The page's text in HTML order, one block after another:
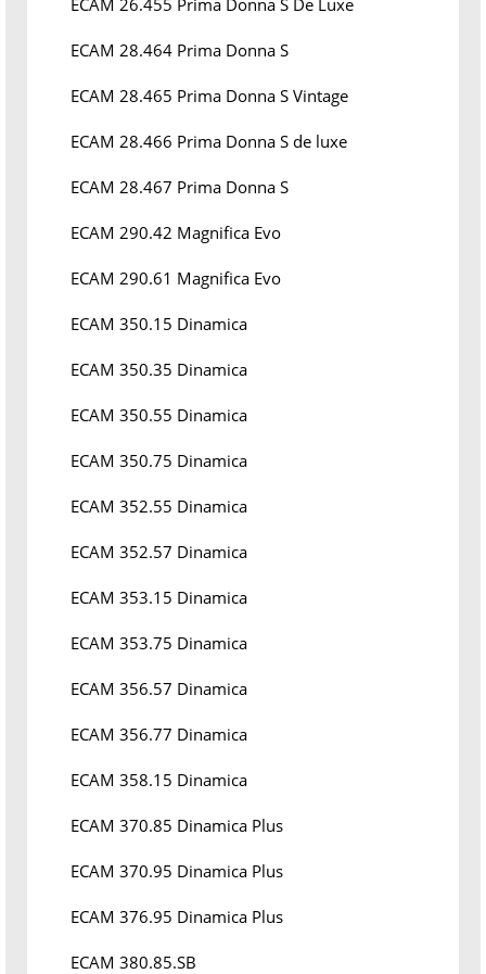
ECAM 26.455 Prima Donna S De Luxe
ECAM 28.464 Prima Donna S
ECAM 28.465 Prima Donna S Vintage
ECAM 28.466 Prima Donna S de luxe
ECAM 28.467 Prima Donna S
ECAM 290.42 Magnifica Evo
ECAM 290.61 Magnifica Evo
ECAM 350.15 Dinamica
ECAM 350.35 Dinamica
ECAM 350.55 Dinamica
ECAM 350.75 Dinamica
ECAM 352.55 Dinamica
ECAM 352.57 Dinamica
ECAM 353.15 Dinamica
ECAM 353.75 Dinamica
ECAM 356.57 Dinamica
ECAM 356.77 Dinamica
ECAM 358.15 Dinamica
ECAM 370.85 Dinamica Plus
ECAM 370.95 Dinamica Plus
ECAM 376.95 Dinamica Plus
ECAM 380.85.SB